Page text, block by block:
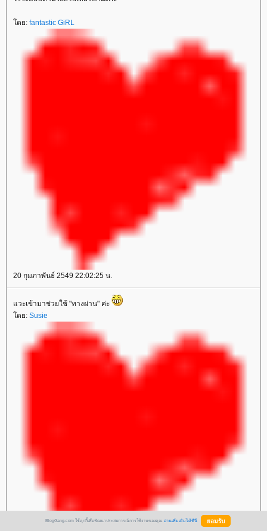
ดย: fantastic GiRL
20 กุมภาพันธ์ 2549 22:02:25 น.
วะเข้ามาช่วยใช้ "ทางผ่าน" ค่ะ
ดย: Susie
BlogGang.com ใช้คุกกี้เพื่อพัฒนาประสบการณ์การใช้งานของคุณ อ่านเพิ่มเติมได้ที่นี่